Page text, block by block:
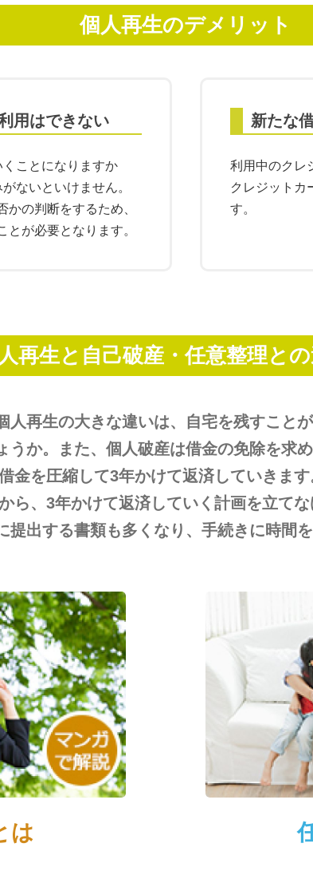
個人再生のデメリット
用はできない
ことになりますか
ないといけません。
かの判断をするため、
が必要となります。
新たな
利用中のクレ
クレジットカ
す。
再生と自己破産・任意整理と
人再生の大きな違いは、自宅を残すこと
うか。また、個人破産は借金の免除を求
金を圧縮して3年かけて返済していきま
ら、3年かけて返済していく計画を立て
提出する書類も多くなり、手続きに時間を
は